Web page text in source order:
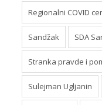
Regionalni COVID
Sandžak SDA
Stranka pravde i
Sulejman Ugljanin